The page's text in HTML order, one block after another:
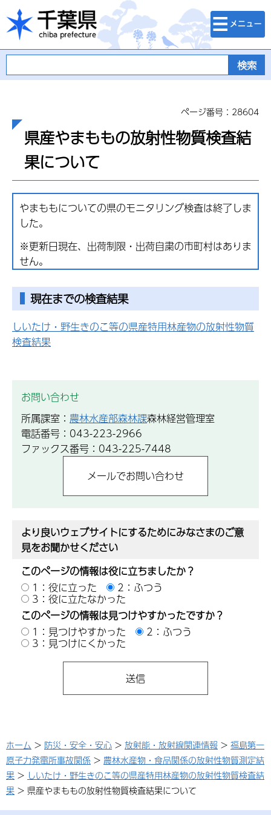
千葉県
検索・メニュ
ー
ページ番号：28604
県産やまももの放射性物質検査結
果について
やまももについての県のモニタリング検査は終了しま
した。
※更新日現在、出荷制限・出荷自粛の市町村はありま
せん。
現在までの検査結果
しいたけ・野生きのこ等の県産特用林産物の放射性物質
検査結果
お問い合わせ
所属課室： 農林水産部森林課森林経営管理室
電話番号：043-223-2966
ファックス番号：043-225-7448
より良いウェブサイトにするためにみなさまのご意
見をお聞かせください
このページの情報は役に立ちましたか？
1：役に立った
2：ふつう
3：役に立たなかった
このページの情報は見つけやすかったですか？
1：見つけやすかった
2：ふつう
3：見つけにくかった
ホーム > 防災・安全・安心 > 放射能・放射線関連情報 > 福島第一
原子力発電所事故関係 > 農林水産物・食品関係の放射性物質測定結
果 > しいたけ・野生きのこ等の県産特用林産物の放射性物質検査結
果 > 県産やまももの放射性物質検査結果について